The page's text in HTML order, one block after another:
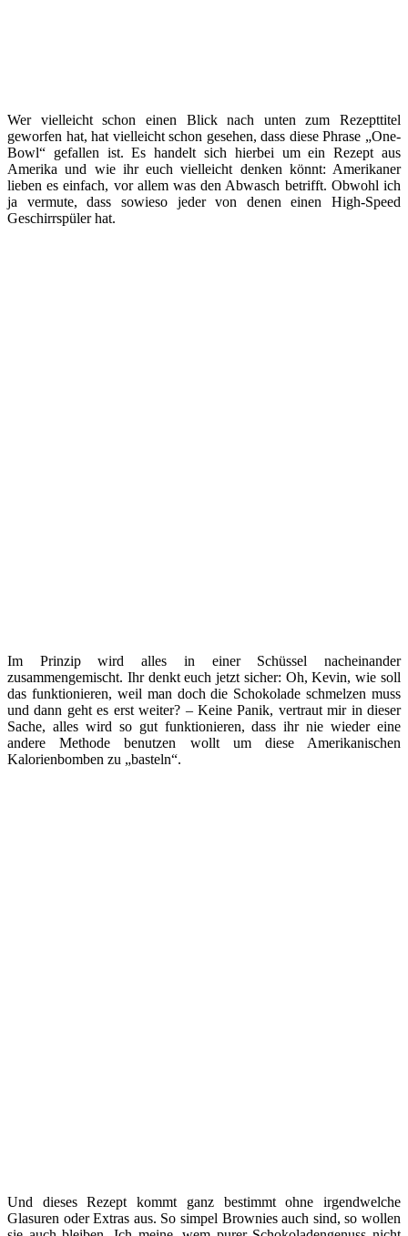
Wer vielleicht schon einen Blick nach unten zum Rezepttitel
geworfen hat, hat vielleicht schon gesehen, dass diese Phrase „One-
Bowl“ gefallen ist. Es handelt sich hierbei um ein Rezept aus
Amerika und wie ihr euch vielleicht denken könnt: Amerikaner
lieben es einfach, vor allem was den Abwasch betrifft. Obwohl ich
ja vermute, dass sowieso jeder von denen einen High-Speed
Geschirrspüler hat.
Im Prinzip wird alles in einer Schüssel nacheinander
zusammengemischt. Ihr denkt euch jetzt sicher: Oh, Kevin, wie soll
das funktionieren, weil man doch die Schokolade schmelzen muss
und dann geht es erst weiter? – Keine Panik, vertraut mir in dieser
Sache, alles wird so gut funktionieren, dass ihr nie wieder eine
andere Methode benutzen wollt um diese Amerikanischen
Kalorienbomben zu „basteln“.
Und dieses Rezept kommt ganz bestimmt ohne irgendwelche
Glasuren oder Extras aus. So simpel Brownies auch sind, so wollen